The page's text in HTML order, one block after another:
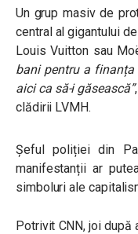
Un grup masiv de
central al gigantului
Louis Vuitton sau
bani pentru a finanța
aici ca să-i găsească”
clădirii LVMH.
Șeful poliției din
manifestanții ar
simboluri ale
Potrivit CNN, joi